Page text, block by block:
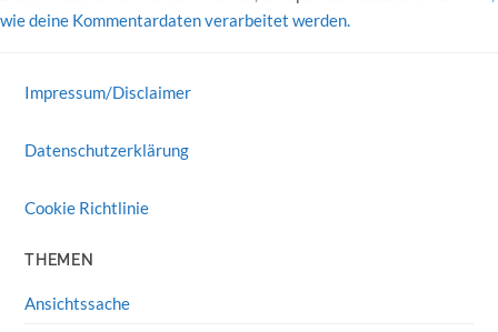
wie deine Kommentardaten verarbeitet werden.
Impressum/Disclaimer
Datenschutzerklärung
Cookie Richtlinie
THEMEN
Ansichtssache